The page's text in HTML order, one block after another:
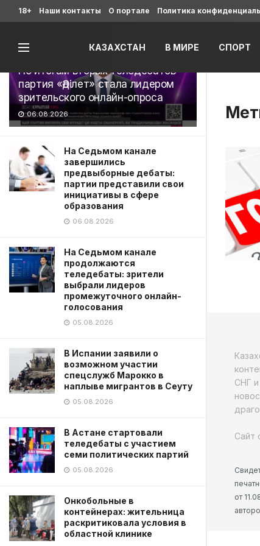
Последние
По итогам вторых теледебатов
партия «Әділет» стала лидером
зрительского онлайн-опроса
06.08.2026
На Седьмом канале
завершились
предвыборные дебаты:
партии представили свои
инициативы в сфере
образования
06.08.2026
На Седьмом канале
продолжаются
теледебаты: зрители
выбрали лидеров
промежуточного онлайн-
голосования
05.08.2026
В Испании заявили о
возможном участии
спецслужб Марокко в
наплыве мигрантов в Сеуту
05.08.2026
В Астане стартовали
теледебаты с участием
семи политических партий
05.08.2026
Онкобольные в
контейнерах: жительница
раскритиковала условия в
областной клинике
18+ Наши контакты О портале Политика
КАЗАХСТАН В МИРЕ СПОРТ
СНГ
Сайт
от